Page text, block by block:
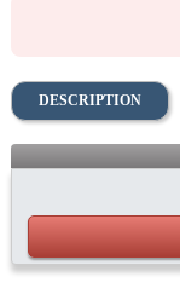
DESCRIPTION